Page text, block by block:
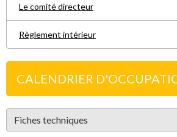
Le comité directeur
Règlement intérieur
CALENDRIER